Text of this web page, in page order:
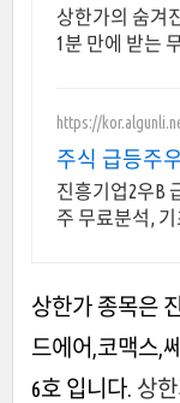
즉시 무료리
상한가의 숨겨
1분 만에 받는
https://
주식 급등주
금 안보면 늦
진흥기업2우B
주 무료분석,
합니다
상한가 종목은
드에어,코맥스,
6호 입니다. 상